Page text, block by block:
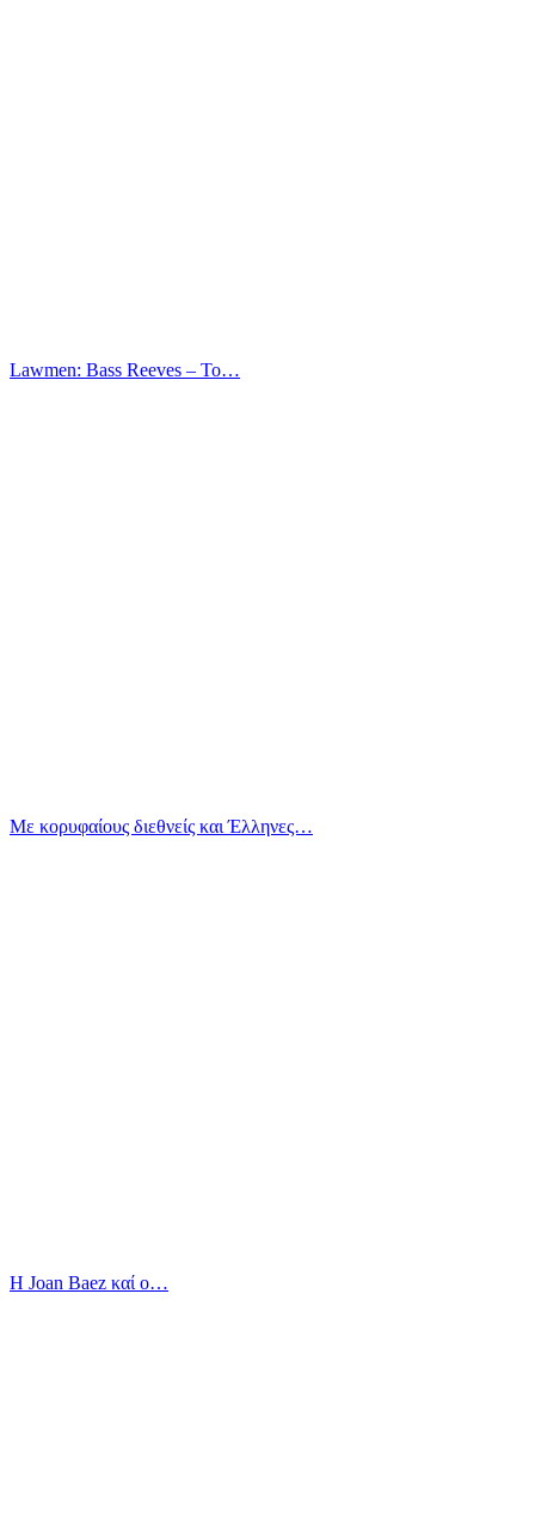
Lawmen: Bass Reeves – Το…
Με κορυφαίους διεθνείς και Έλληνες…
Η Joan Baez καί ο…